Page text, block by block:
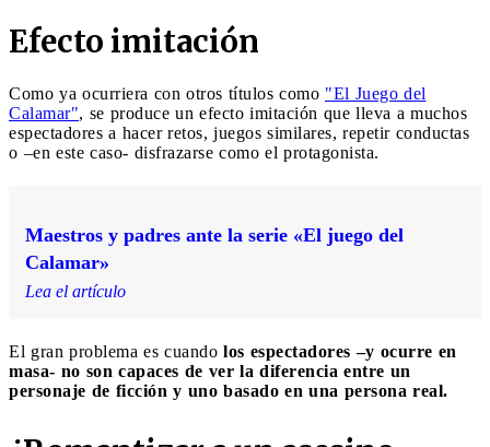
Efecto imitación
Como ya ocurriera con otros títulos como "El Juego del
Calamar", se produce un efecto imitación que lleva a muchos
espectadores a hacer retos, juegos similares, repetir conductas
o –en este caso- disfrazarse como el protagonista.
Maestros y padres ante la serie «El juego del
Calamar»
Lea el artículo
El gran problema es cuando los espectadores –y ocurre en
masa- no son capaces de ver la diferencia entre un
personaje de ficción y uno basado en una persona real.